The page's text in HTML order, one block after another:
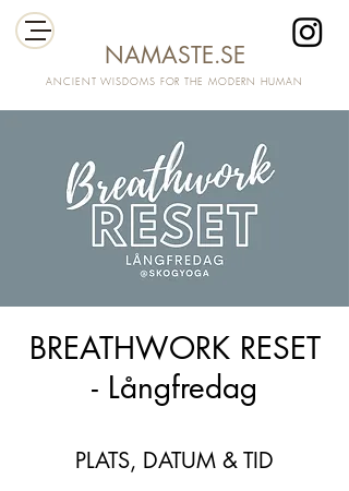
ANCIENT WISDOMS FOR THE MODERN HUMAN
NAMASTE.SE
BREATHWORK RESET
- Långfredag
PLATS, DATUM & TID